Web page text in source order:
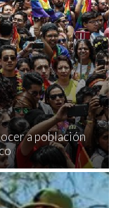
a población